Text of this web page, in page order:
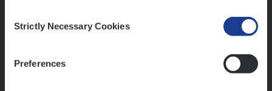
Selection
Strictly Necessary Cookies
Preferences
Meer dan collega’s: hoe Julie en Aurélie elkaar
Mathias houdt van diepgaande dossiers én droge